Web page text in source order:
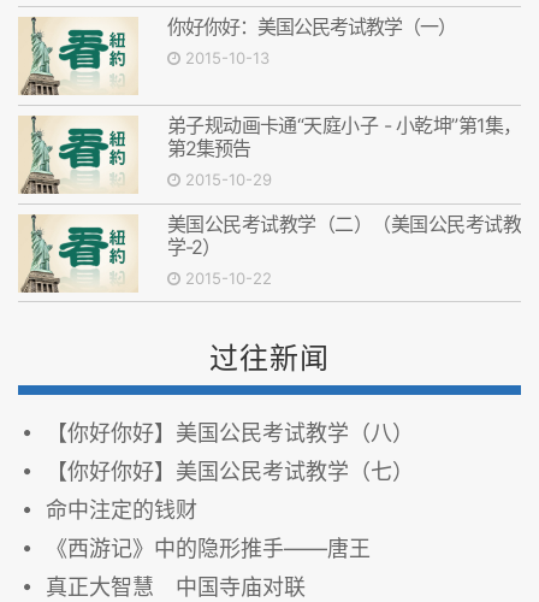
你好你好：美国公民考试教学（一）
2015-10-13
弟子规动画卡通“天庭小子 - 小乾坤”第1集，
第2集预告
2015-10-29
美国公民考试教学（二）（美国公民考试教
学-2）
2015-10-22
过往新闻
【你好你好】美国公民考试教学（八）
【你好你好】美国公民考试教学（七）
命中注定的钱财
《西游记》中的隐形推手——唐王
真正大智慧 中国寺庙对联